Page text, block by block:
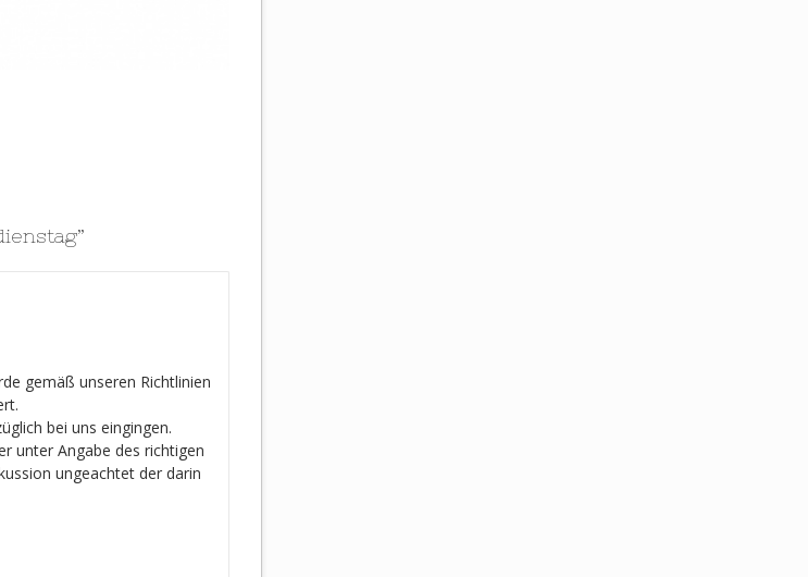
”
gemäß unseren Richtlinien
bei uns eingingen.
unter Angabe des richtigen
ungeachtet der darin